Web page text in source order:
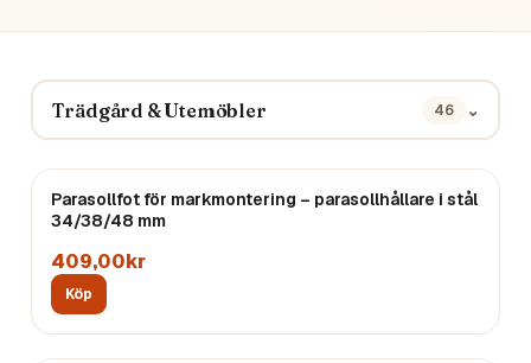
Trädgård & Utemöbler 46 ⌄
Parasollfot för markmontering – parasollhållare i stål
34/38/48 mm
409,00kr
Köp